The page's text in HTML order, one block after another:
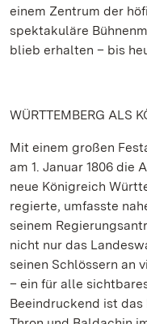
einem Zentrum der
spektakuläre
blieb erhalten – bis
WÜRTTEMBERG ALS
Mit einem großen
am 1. Januar 1806 die
neue Königreich
regierte, umfasste
seinem
nicht nur das
seinen Schlössern an
– ein für alle
Beeindruckend ist